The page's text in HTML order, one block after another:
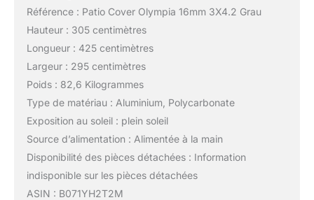
Référence : Patio Cover Olympia 16mm 3X4.2 Grau
Hauteur : 305 centimètres
Longueur : 425 centimètres
Largeur : 295 centimètres
Poids : 82,6 Kilogrammes
Type de matériau : Aluminium, Polycarbonate
Exposition au soleil : plein soleil
Source d’alimentation : Alimentée à la main
Disponibilité des pièces détachées : Information
indisponible sur les pièces détachées
ASIN : B071YH2T2M